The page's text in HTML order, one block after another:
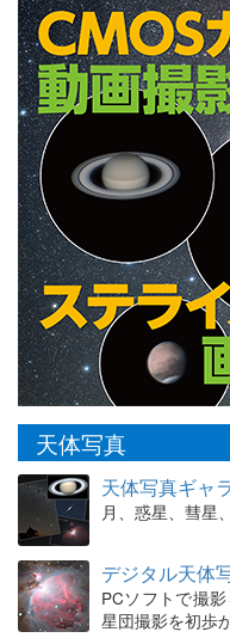
天体写真
天体写真ギャ
月、惑星、彗星
デジタル天体
PCソフトで撮
星団撮影を初歩